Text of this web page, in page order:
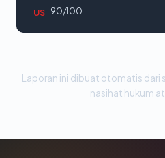
US 90/100
Laporan ini dibuat otomatis dari
nasihat hukum